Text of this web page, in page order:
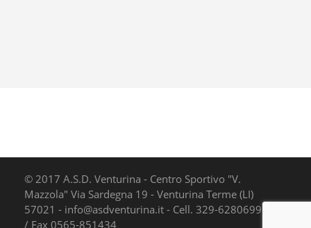
© 2017 A.S.D. Venturina - Centro Sportivo "V.
Mazzola" Via Sardegna 19 - Venturina Terme (LI)
57021 - info@asdventurina.it - Cell. 329-6280699 Tel.
/ Fax 0565-851434